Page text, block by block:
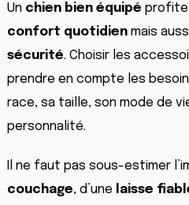
Un chien bien équipé profite
confort quotidienmais
sécurité. Choisir les
prendre en compte les
race, sa taille, son mode de
personnalité.
Il ne faut pas sous-estimer
couchage, d’une laisse